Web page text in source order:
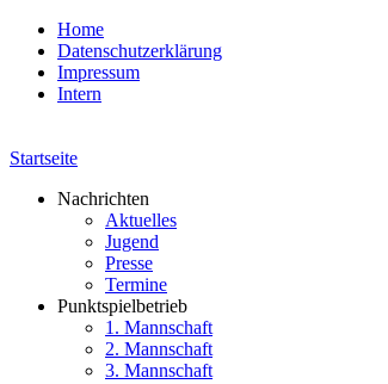
Home
Datenschutzerklärung
Impressum
Intern
Nachrichten
Aktuelles
Jugend
Presse
Termine
Punktspielbetrieb
1. Mannschaft
2. Mannschaft